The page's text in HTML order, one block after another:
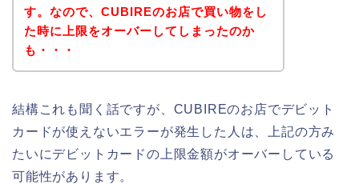
す。なので、CUBIREのお店で買い物をし
た時に上限をオーバーしてしまったのか
も・・・
結構これも聞く話ですが、CUBIREのお店でデビット
カードが使えないエラーが発生した人は、上記の方み
たいにデビットカードの上限金額がオーバーしている
可能性があります。